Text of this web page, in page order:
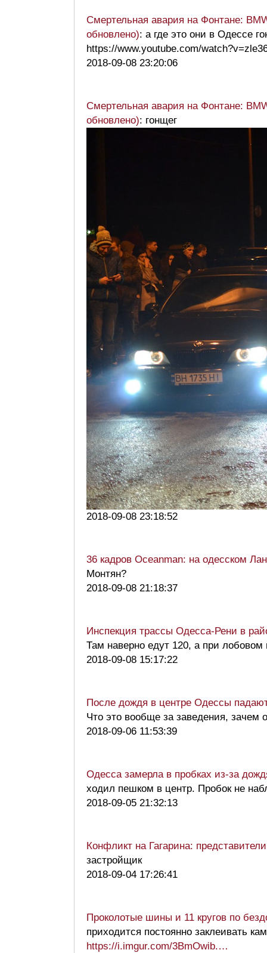
Смертельная авария на Фонтане:
обновлено): а где это они в Одессе
https://www.youtube.com/
2018-09-08 23:20:06
Смертельная авария на Фонтане:
обновлено): гонщег
2018-09-08 23:18:52
36 кадров Oceanman: на одесском
Монтян?
2018-09-08 21:18:37
Инспекция трассы Одесса-Рени в
Там наверно едут 120, а при
2018-09-08 15:17:22
После дождя в центре Одессы
Что это вообще за заведения,
2018-09-06 11:53:39
Одесса замерла в пробках из-за
ходил пешком в центр. Пробок не
2018-09-05 21:32:13
Конфликт на Гагарина:
застройщик
2018-09-04 17:26:41
Проколотые шины и 11 кругов по
приходится постоянно заклеивать
https://i.imgur.com/3BmOwib.…